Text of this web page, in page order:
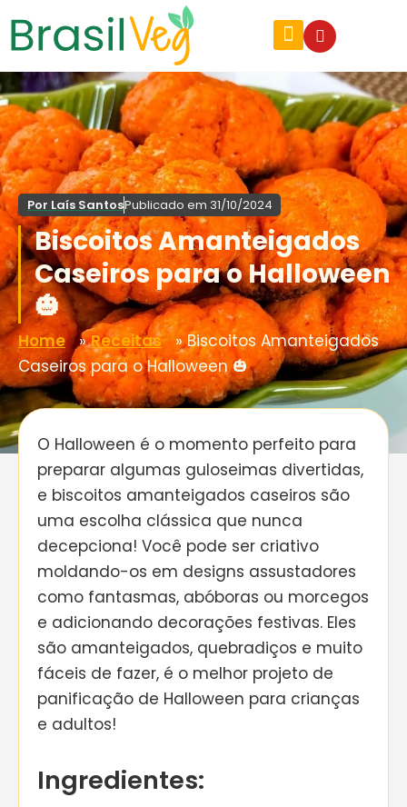
Por Laís SantosPublicado em 31/10/2024
Biscoitos Amanteigados
Caseiros para o Halloween
🎃
Home»Receitas»Biscoitos Amanteigados
Caseiros para o Halloween 🎃
O Halloween é o momento perfeito para
preparar algumas guloseimas divertidas,
e biscoitos amanteigados caseiros são
uma escolha clássica que nunca
decepciona! Você pode ser criativo
moldando-os em designs assustadores
como fantasmas, abóboras ou morcegos
e adicionando decorações festivas. Eles
são amanteigados, quebradiços e muito
fáceis de fazer, é o melhor projeto de
panificação de Halloween para crianças
e adultos!
Ingredientes: